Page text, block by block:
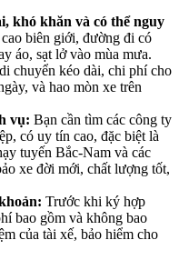
khó khăn và có thể nguy
biên giới, đường đi có
áo, sạt lở vào mùa mưa.
chuyển kéo dài, chi phí cho
và hao mòn xe trên
vụ: Bạn cần tìm các công ty
có uy tín cao, đặc biệt là
tuyến Bắc-Nam và các
xe đời mới, chất lượng tốt,
Trước khi ký hợp
bao gồm và không bao
của tài xế, bảo hiểm cho